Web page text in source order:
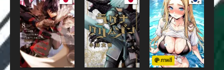
ตอนที่ 24
ธันวาคม 12, 2022
ตอนที่ 23
ธันวาคม 11, 2022
ตอนที่ 22
ธันวาคม 8, 2022
ตอนที่ 21
ธันวาคม 6, 2022ภาพสี